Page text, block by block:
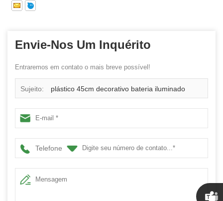
Envie-Nos Um Inquérito
Entraremos em contato o mais breve possível!
Sujeito: plástico 45cm decorativo bateria iluminado
guirlanda bola de Natal
Telefone